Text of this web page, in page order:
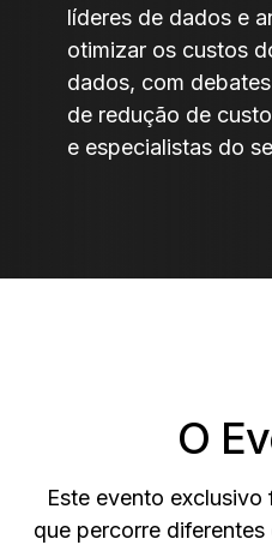
líderes de dados e
otimizar os custos
dados, com
de redução de
e especialistas do
O
Este evento
que percorre